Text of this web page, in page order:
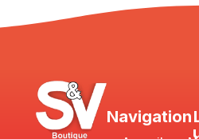
Navigation